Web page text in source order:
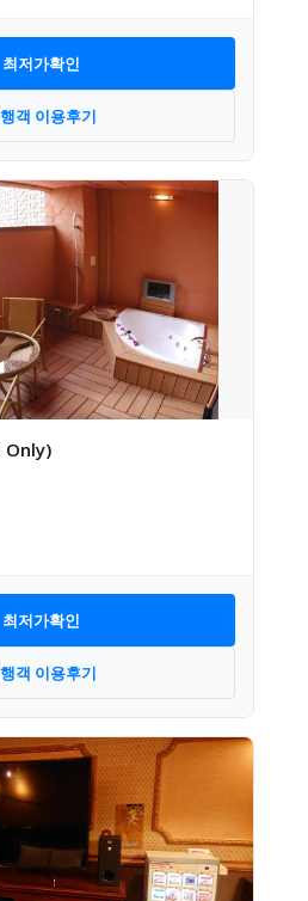
최저가확인
객 이용후기
Only)
최저가확인
객 이용후기